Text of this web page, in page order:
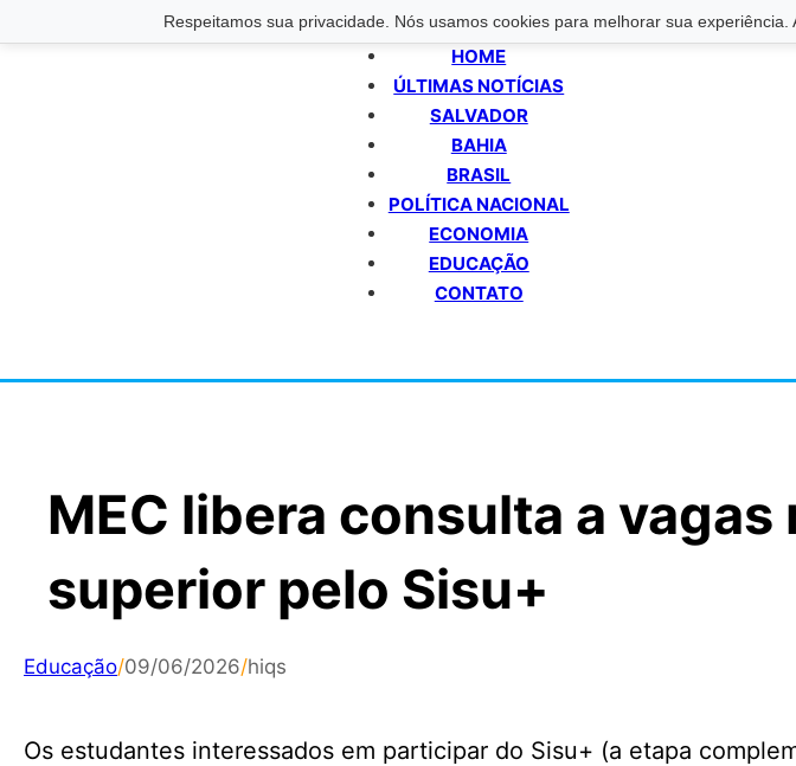
Respeitamos sua privacidade. Nós usamos cookies para melhorar sua
HOME
ÚLTIMAS NOTÍCIAS
SALVADOR
BAHIA
BRASIL
POLÍTICA NACIONAL
ECONOMIA
EDUCAÇÃO
CONTATO
MEC libera consulta a vagas
superior pelo Sisu+
Educação/09/06/2026/hiqs
Os estudantes interessados em participar do Sisu+ (a etapa